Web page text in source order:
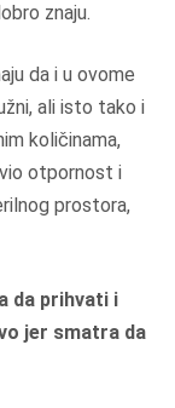
znaju.
da i u ovome
ali isto tako i
količinama,
otpornost i
prostora,
da prihvati i
jer smatra da